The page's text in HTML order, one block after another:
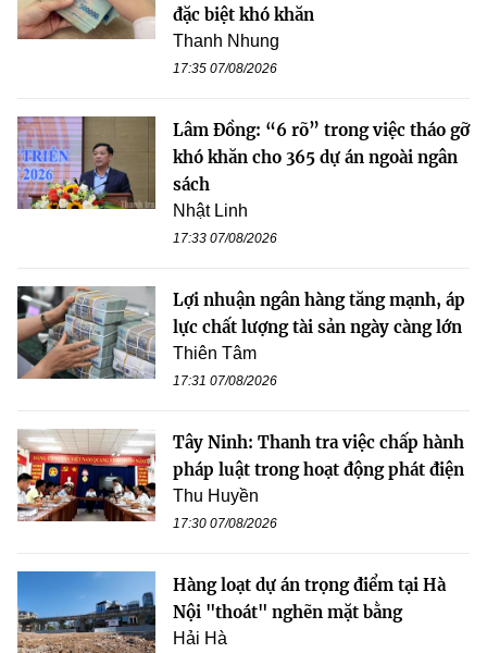
đặc biệt khó khăn
Thanh Nhung
17:35 07/08/2026
Lâm Đồng: “6 rõ” trong việc tháo gỡ
khó khăn cho 365 dự án ngoài ngân
sách
Nhật Linh
17:33 07/08/2026
Lợi nhuận ngân hàng tăng mạnh, áp
lực chất lượng tài sản ngày càng lớn
Thiên Tâm
17:31 07/08/2026
Tây Ninh: Thanh tra việc chấp hành
pháp luật trong hoạt động phát điện
Thu Huyền
17:30 07/08/2026
Hàng loạt dự án trọng điểm tại Hà
Nội "thoát" nghẽn mặt bằng
Hải Hà